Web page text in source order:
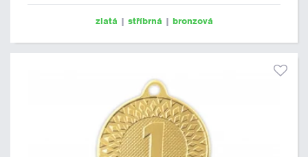
zlatá | stříbrná | bronzová